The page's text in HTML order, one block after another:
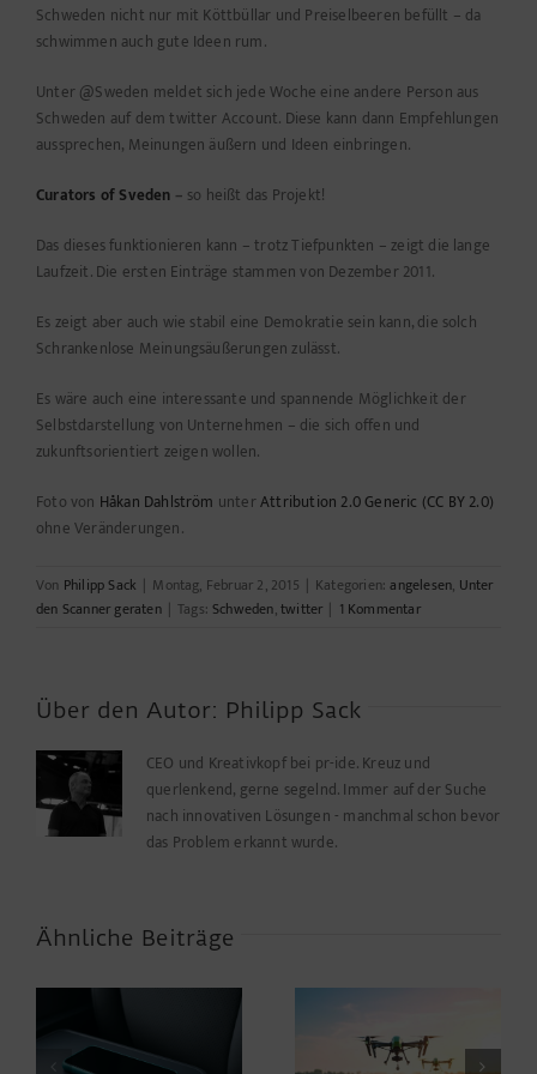
Schweden nicht nur mit Köttbüllar und Preiselbeeren befüllt – da
schwimmen auch gute Ideen rum.
Unter @Sweden meldet sich jede Woche eine andere Person aus
Schweden auf dem twitter Account. Diese kann dann Empfehlungen
aussprechen, Meinungen äußern und Ideen einbringen.
Curators of Sveden – so heißt das Projekt!
Das dieses funktionieren kann – trotz Tiefpunkten – zeigt die lange
Laufzeit. Die ersten Einträge stammen von Dezember 2011.
Es zeigt aber auch wie stabil eine Demokratie sein kann, die solch
Schrankenlose Meinungsäußerungen zulässt.
Es wäre auch eine interessante und spannende Möglichkeit der
Selbstdarstellung von Unternehmen – die sich offen und
zukunftsorientiert zeigen wollen.
Foto von Håkan Dahlström unterAttribution 2.0 Generic (CC BY 2.0)
ohne Veränderungen.
Von Philipp Sack | Montag, Februar 2, 2015 | Kategorien:angelesen, Unter
den Scanner geraten | Tags:Schweden,twitter | 1 Kommentar
Über den Autor: Philipp Sack
CEO und Kreativkopf bei pr-ide. Kreuz und
querlenkend, gerne segelnd. Immer auf der Suche
nach innovativen Lösungen - manchmal schon bevor
das Problem erkannt wurde.
Ähnliche Beiträge
Leichter denken: Die